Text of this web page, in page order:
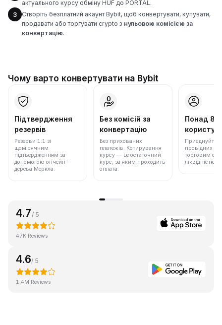
актуального курсу обміну HUF до PORTAL.
3
Створіть безплатний акаунт Bybit, щоб конвертувати, купувати,
продавати або торгувати crypto з нульовою комісією за
конвертацію.
Чому варто конвертувати на Bybit
Підтвердження
резервів
Резерви 1:1 зі
щомісячним
підтвердженням за
допомогою ончейн-
дерева Меркла.
Без комісій за
конвертацію
Без прихованих
платежів. Котирування
курсу — це остаточний
курс, за яким проходить
оплата.
Понад 86
Приєднуйтеся
провідних
торговим
ліквідністю.
4.7 / 5
47K Reviews
4.6/ 5
1.4M Reviews